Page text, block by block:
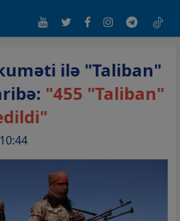
ilə "Taliban"
"455 "Taliban"